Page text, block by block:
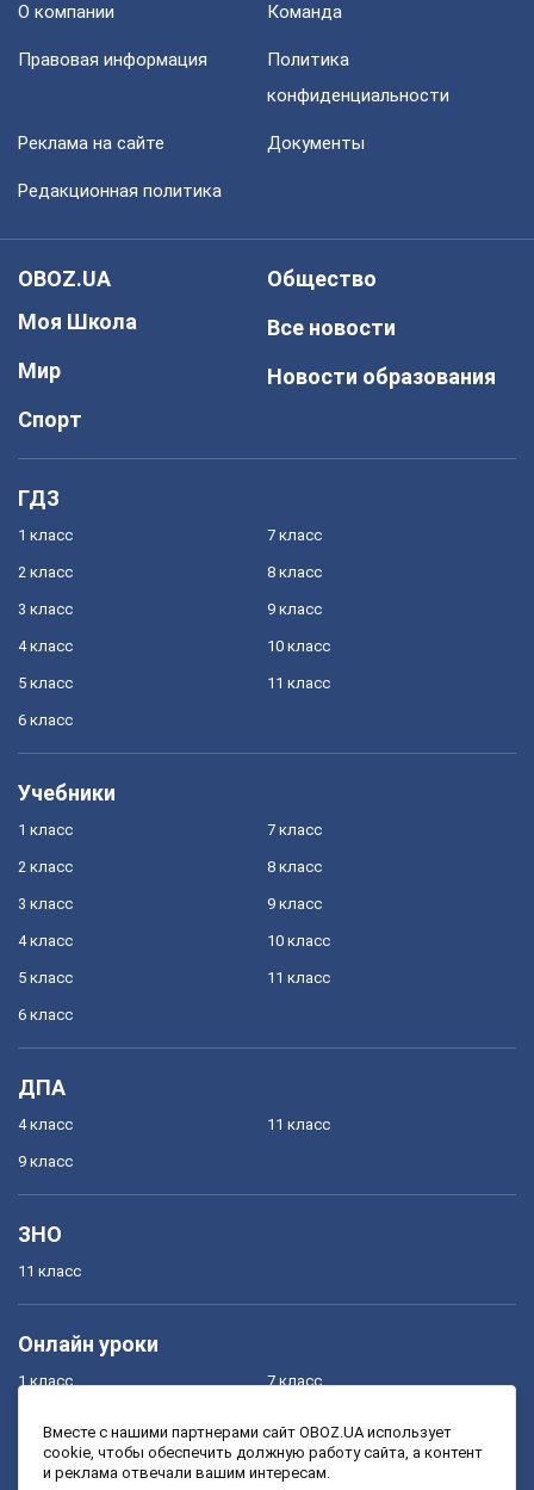
О компании Команда
Правовая информация
Политика
конфиденциальности
Реклама на сайте Документы
Редакционная политика
OBOZ.UA
Моя Школа
Мир
Спорт
Общество
Все новости
Новости образования
ГДЗ
1 класс
2 класс
3 класс
4 класс
5 класс
6 класс
7 класс
8 класс
9 класс
10 класс
11 класс
Учебники
1 класс
2 класс
3 класс
4 класс
5 класс
6 класс
7 класс
8 класс
9 класс
10 класс
11 класс
ДПА
4 класс
9 класс
11 класс
ЗНО
11 класс
Онлайн уроки
1 класс
3 класс
7 класс
9 класс
Вместе с нашими партнерами сайт OBOZ.UA использует
cookie, чтобы обеспечить должную работу сайта, а контент
и реклама отвечали вашим интересам.